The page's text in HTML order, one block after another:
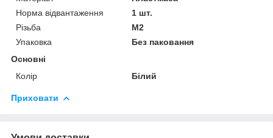
Норма відвантаження
1 шт.
Різьба
М2
Упаковка
Без паковання
Основні
Колір
Білий
Приховати